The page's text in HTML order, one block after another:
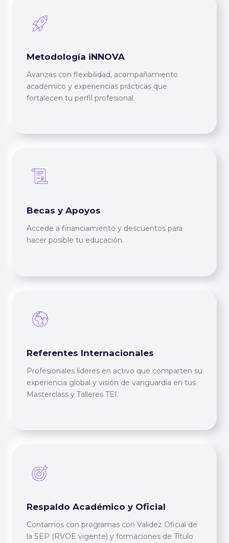
Metodología iNNOVA
Avanzas con flexibilidad, acompañamiento
académico y experiencias prácticas que
fortalecen tu perfil profesional.
Becas y Apoyos
Accede a financiamiento y descuentos para
hacer posible tu educación.
Referentes Internacionales
Profesionales líderes en activo que comparten su
experiencia global y visión de vanguardia en tus
Masterclass y Talleres TEI.
Respaldo Académico y Oficial
Contamos con programas con Validez Oficial de
la SEP (RVOE vigente) y formaciones de Título